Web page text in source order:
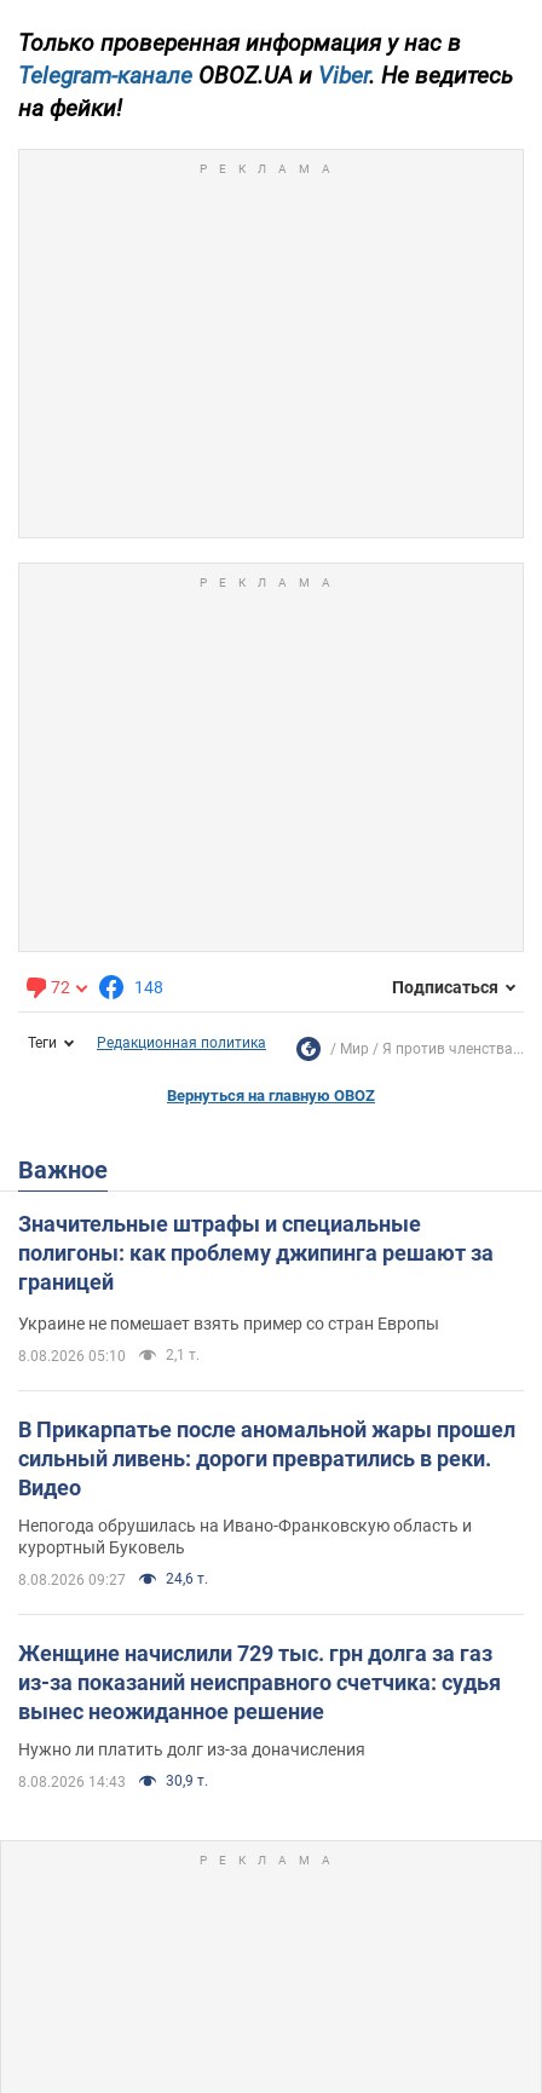
Только проверенная информация у нас в
Telegram-канале OBOZ.UA и Viber. Не ведитесь
на фейки!
72 148 Подписаться
Теги Редакционная политика Мир Я против членства...
Вернуться на главную OBOZ
Важное
Значительные штрафы и специальные
полигоны: как проблему джипинга решают за
границей
Украине не помешает взять пример со стран Европы
8.08.2026 05:10 2,1 т.
В Прикарпатье после аномальной жары прошел
сильный ливень: дороги превратились в реки.
Видео
Непогода обрушилась на Ивано-Франковскую область и
курортный Буковель
8.08.2026 09:27 24,6 т.
Женщине начислили 729 тыс. грн долга за газ
из-за показаний неисправного счетчика: судья
вынес неожиданное решение
Нужно ли платить долг из-за доначисления
8.08.2026 14:43 30,9 т.